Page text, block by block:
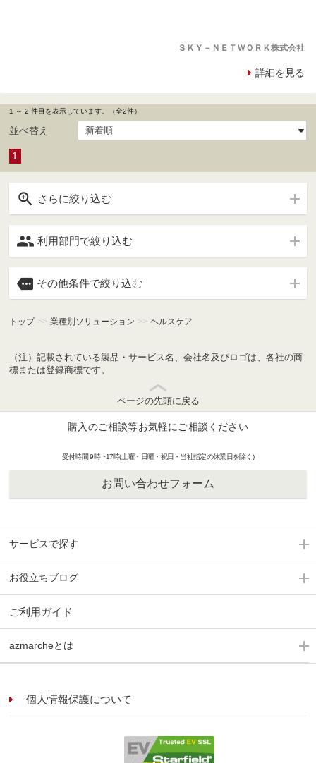
ＳＫＹ－ＮＥＴＷＯＲＫ株式会社
詳細を見る
1 ～ 2 件目を表示しています。（全2件）
並べ替え
1
 さらに絞り込む
 利用部門で絞り込む
 その他条件で絞り込む
トップ >> 業種別ソリューション >> ヘルスケア
（注）記載されている製品・サービス名、会社名及びロゴは、各社の商
標または登録商標です。
ページの先頭に戻る
購入のご相談等お気軽にご相談ください
受付時間 9時 ~17時(土曜・日曜・祝日・当社指定の休業日を除く)
お問い合わせフォーム
サービスで探す
お役立ちブログ
ご利用ガイド
azmarcheとは
個人情報保護について